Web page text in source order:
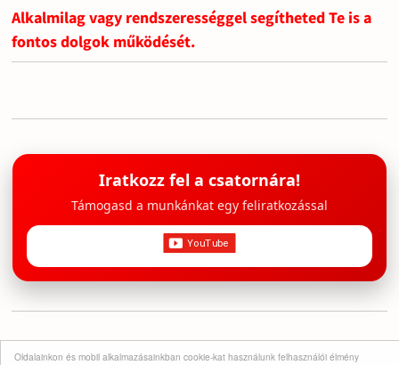
Oldalainkon és mobil alkalmazásainkban cookie-kat használunk felhasználói élmény
Alkalmilag vagy rendszerességgel segítheted Te is a
fontos dolgok működését.
Iratkozz fel a csatornára!
Támogasd a munkánkat egy feliratkozással
Tárgyi adományok